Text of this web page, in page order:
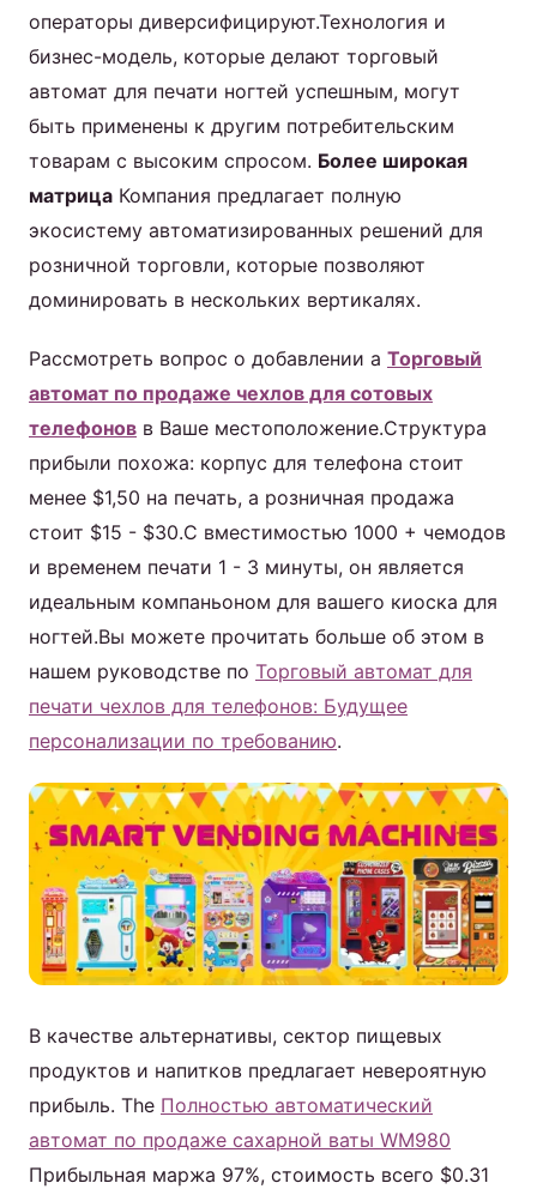
операторы диверсифицируют.Технология и
бизнес-модель, которые делают торговый
автомат для печати ногтей успешным, могут
быть применены к другим потребительским
товарам с высоким спросом. Более широкая
матрица Компания предлагает полную
экосистему автоматизированных решений для
розничной торговли, которые позволяют
доминировать в нескольких вертикалях.
Рассмотреть вопрос о добавлении a Торговый
автомат по продаже чехлов для сотовых
телефонов в Ваше местоположение.Структура
прибыли похожа: корпус для телефона стоит
менее $1,50 на печать, а розничная продажа
стоит $15 - $30.С вместимостью 1000 + чемодов
и временем печати 1 - 3 минуты, он является
идеальным компаньоном для вашего киоска для
ногтей.Вы можете прочитать больше об этом в
нашем руководстве по Торговый автомат для
печати чехлов для телефонов: Будущее
персонализации по требованию.
В качестве альтернативы, сектор пищевых
продуктов и напитков предлагает невероятную
прибыль. The Полностью автоматический
автомат по продаже сахарной ваты WM980
Прибыльная маржа 97%, стоимость всего $0.31